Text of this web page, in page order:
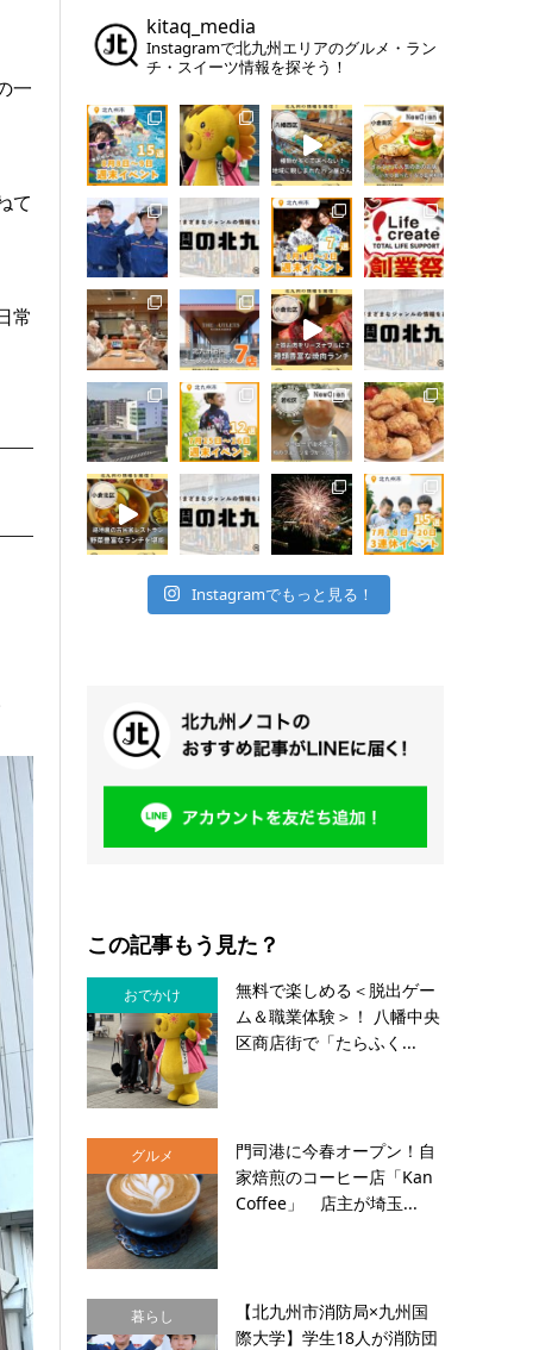
一
て
常
kitaq_media
Instagramで北九州エリアのグルメ・ラン
チ・スイーツ情報を探そう！
Instagramでもっと見る！
この記事もう見た？
おでかけ
無料で楽しめる＜脱出ゲー
ム＆職業体験＞！ 八幡中央
区商店街で「たらふく...
グルメ
門司港に今春オープン！自
家焙煎のコーヒー店「Kan
Coffee」 店主が埼玉...
暮らし
【北九州市消防局×九州国
際大学】学生18人が消防団